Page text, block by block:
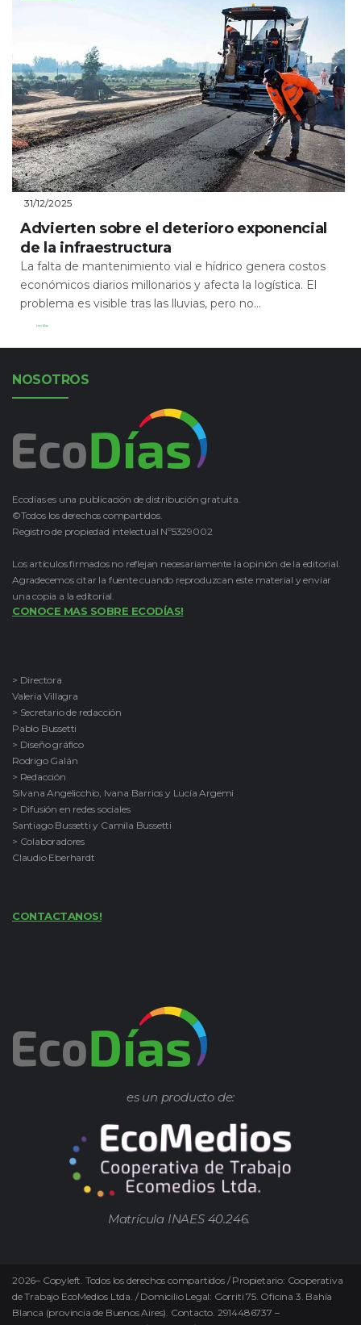
31/12/2025
Advierten sobre el deterioro exponencial
de la infraestructura
La falta de mantenimiento vial e hídrico genera costos
económicos diarios millonarios y afecta la logística. El
problema es visible tras las lluvias, pero no...
Leer Más
NOSOTROS
Ecodías es una publicación de distribución gratuita.
©Todos los derechos compartidos.
Registro de propiedad intelectual Nº5329002
Los artículos firmados no reflejan necesariamente la opinión de la editorial.
Agradecemos citar la fuente cuando reproduzcan este material y enviar
una copia a la editorial.
CONOCE MAS SOBRE ECODÍAS!
> Directora
Valeria Villagra
> Secretario de redacción
Pablo Bussetti
> Diseño gráfico
Rodrigo Galán
> Redacción
Silvana Angelicchio, Ivana Barrios y Lucía Argemi
> Difusión en redes sociales
Santiago Bussetti y Camila Bussetti
> Colaboradores
Claudio Eberhardt
CONTACTANOS!
es un producto de:
Matrícula INAES 40.246.
2026– Copyleft. Todos los derechos compartidos / Propietario: Cooperativa
de Trabajo EcoMedios Ltda. / Domicilio Legal: Gorriti 75. Oficina 3. Bahía
Blanca (provincia de Buenos Aires). Contacto. 2914486737 –